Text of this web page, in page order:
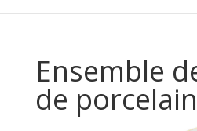
Ensemble
de